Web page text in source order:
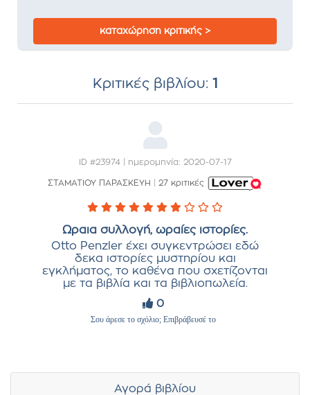
καταχώρηση κριτικής >
Κριτικές βιβλίου: 1
ID #23974 | ημερομηνία: 2020-07-17
ΣΤΑΜΑΤΙΟΥ ΠΑΡΑΣΚΕΥΗ |27 κριτικές
Ωραια συλλογή, ωραίες ιστορίες.
Otto Penzler έχει συγκεντρώσει εδώ
δεκα ιστορίες μυστηρίου και
εγκλήματος, το καθένα που σχετίζονται
με τα βιβλία και τα βιβλιοπωλεία.
0
Σου άρεσε το σχόλιο; Επιβράβευσέ το
Αγορά βιβλίου